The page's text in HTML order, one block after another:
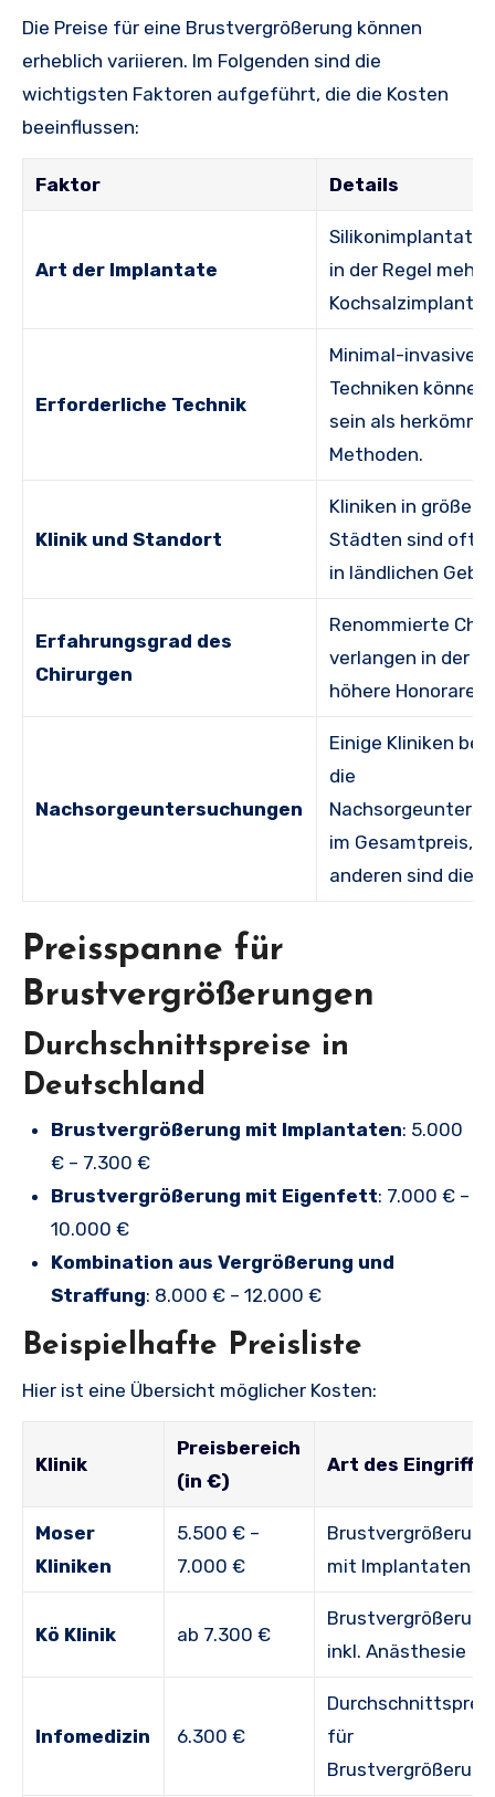
Die Preise für eine Brustvergrößerung können
erheblich variieren. Im Folgenden sind die
wichtigsten Faktoren aufgeführt, die die Kosten
beeinflussen:
Faktor Details
Art der Implantate
Silikonimplantate
in der Regel mehr
Erforderliche Technik
Minimal-invasive
Techniken
sein als
Methoden.
Klinik und Standort
Kliniken in
Städten sind oft
in ländlichen
Erfahrungsgrad des
Chirurgen
Renommierte
verlangen in der
höhere Honorare.
Nachsorgeuntersuchungen
Einige Kliniken
die
im Gesamtpreis,
anderen sind
Preisspanne für
Brustvergrößerungen
Durchschnittspreise in
Deutschland
Brustvergrößerung mit Implantaten: 5.000
€ – 7.300 €
Brustvergrößerung mit Eigenfett: 7.000 € –
10.000 €
Kombination aus Vergrößerung und
Straffung: 8.000 € – 12.000 €
Beispielhafte Preisliste
Hier ist eine Übersicht möglicher Kosten:
Klinik
Preisbereich
(in €)
Art des Eingriffs
Moser
Kliniken
5.500 € –
7.000 €
Brustvergrößerung
mit Implantaten
Kö Klinik ab 7.300 €
Brustvergrößerung
inkl. Anästhesie
Infomedizin 6.300 €
Durchschnittspreis
für
Brustvergrößerung